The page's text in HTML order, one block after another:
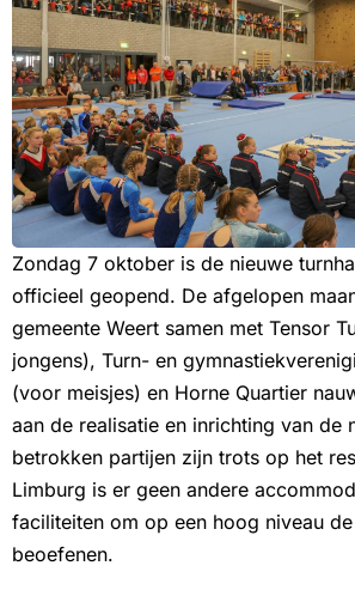
Zondag 7 oktober is de nieuwe
officieel geopend. De afgelopen
gemeente Weert samen met Tensor
jongens), Turn- en
(voor meisjes) en Horne Quartier
aan de realisatie en inrichting van de
betrokken partijen zijn trots op het
Limburg is er geen andere
faciliteiten om op een hoog niveau
beoefenen.